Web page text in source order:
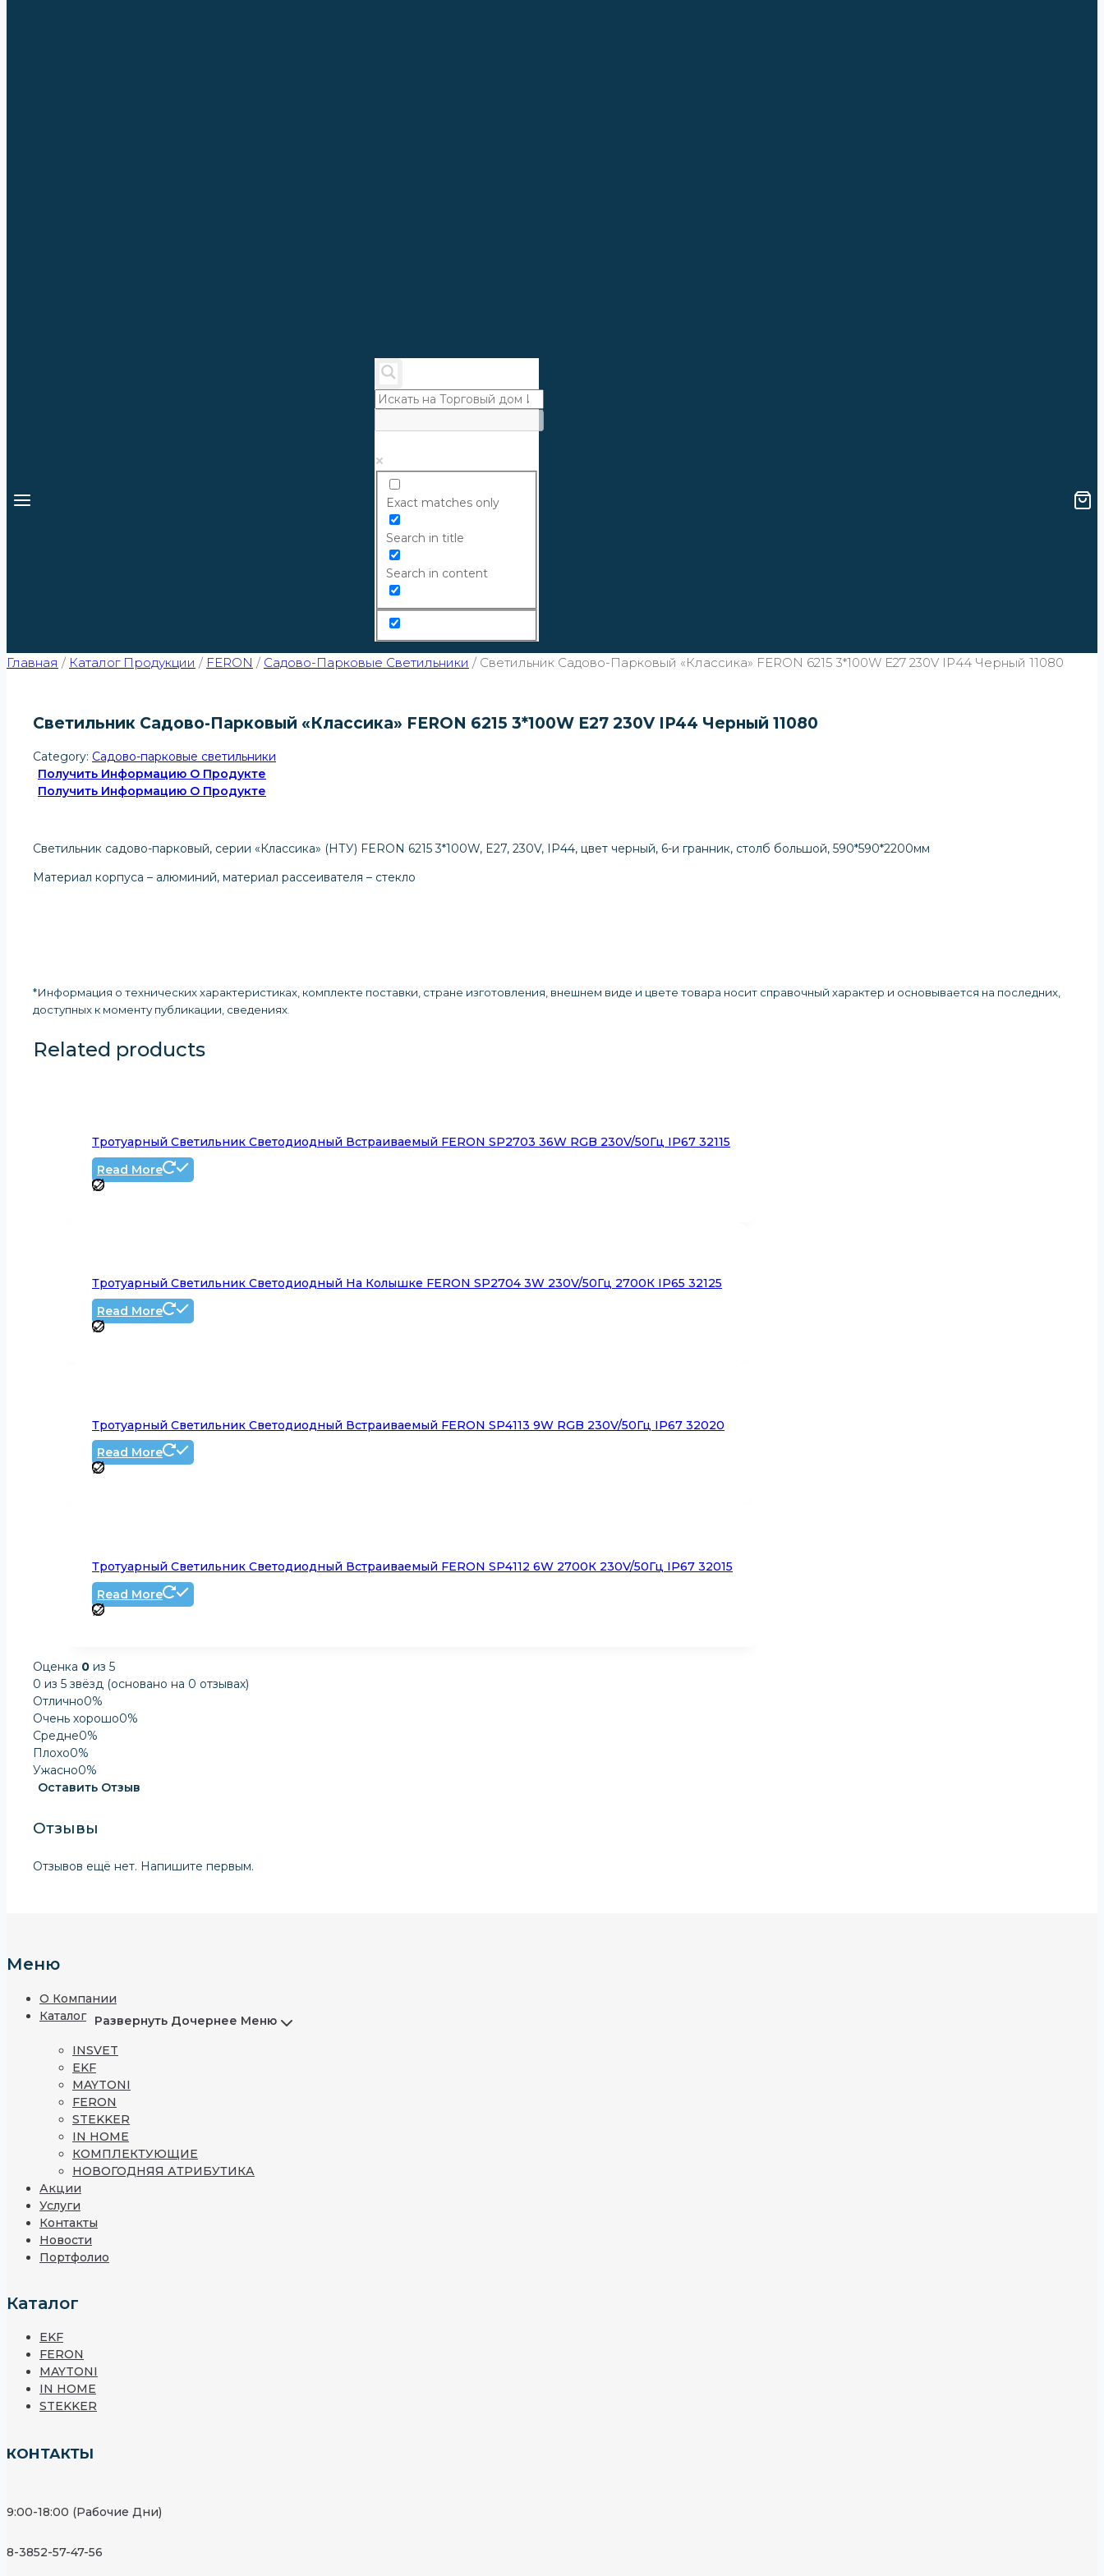
Exact matches only
Search in title
Search in content
Главная / Каталог Продукции / FERON / Садово-Парковые Светильники / Светильник Садово-Парковый «Классика» FERON 6215 3*100W E27 230V IP44 Черный 11080
Светильник Садово-Парковый «Классика» FERON 6215 3*100W E27 230V IP44 Черный 11080
Category: Садово-парковые светильники
Получить Информацию О Продукте
Получить Информацию О Продукте
Светильник садово-парковый, серии «Классика» (НТУ) FERON 6215 3*100W, E27, 230V, IP44, цвет черный, 6-и гранник, столб большой, 590*590*2200мм
Материал корпуса – алюминий, материал рассеивателя – стекло
*Информация о технических характеристиках, комплекте поставки, стране изготовления, внешнем виде и цвете товара носит справочный характер и основывается на последних,
доступных к моменту публикации, сведениях.
Related products
Тротуарный Светильник Светодиодный Встраиваемый FERON SP2703 36W RGB 230V/50Гц IP67 32115
Read More
Тротуарный Светильник Светодиодный На Колышке FERON SP2704 3W 230V/50Гц 2700К IP65 32125
Read More
Тротуарный Светильник Светодиодный Встраиваемый FERON SP4113 9W RGB 230V/50Гц IP67 32020
Read More
Тротуарный Светильник Светодиодный Встраиваемый FERON SP4112 6W 2700К 230V/50Гц IP67 32015
Read More
Оценка 0 из 5
0 из 5 звёзд (основано на 0 отзывах)
Отлично0%
Очень хорошо0%
Средне0%
Плохо0%
Ужасно0%
Оставить Отзыв
Отзывы
Отзывов ещё нет. Напишите первым.
Меню
О Компании
Каталог
Развернуть Дочернее Меню
INSVET
EKF
MAYTONI
FERON
STEKKER
IN HOME
КОМПЛЕКТУЮЩИЕ
НОВОГОДНЯЯ АТРИБУТИКА
Акции
Услуги
Контакты
Новости
Портфолио
Каталог
EKF
FERON
MAYTONI
IN HOME
STEKKER
КОНТАКТЫ
9:00-18:00 (Рабочие Дни)
8-3852-57-47-56